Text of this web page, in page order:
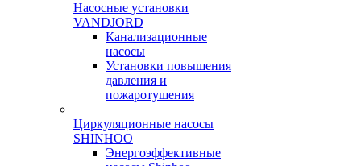
Насосные установки
VANDJORD
Канализационные
насосы
Установки повышения
давления и
пожаротушения
Циркуляционные насосы
SHINHOO
Энергоэффективные